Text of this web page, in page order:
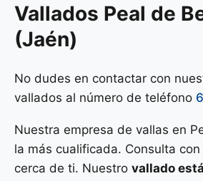
Vallados Peal de
(Jaén)
No dudes en contactar con
vallados al número de teléfono
Nuestra empresa de vallas en
la más cualificada. Consulta
cerca de ti. Nuestro vallado